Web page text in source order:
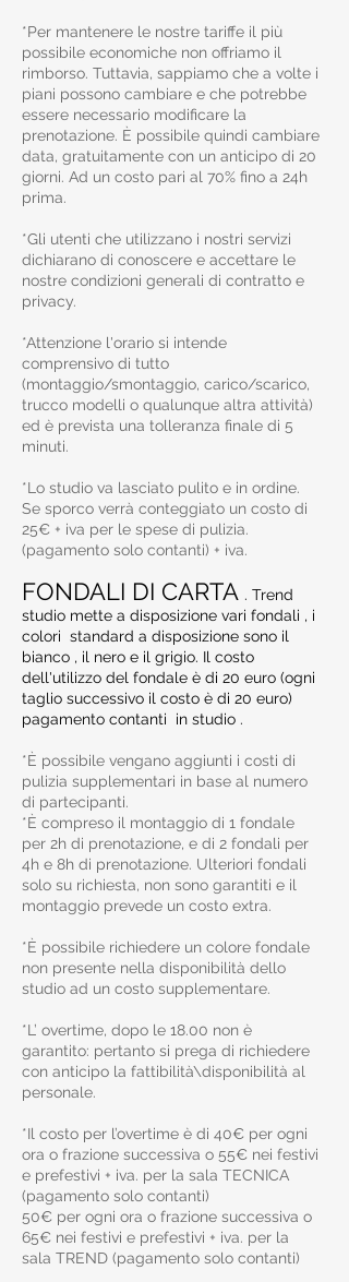
*Per mantenere le nostre tariffe il più
possibile economiche non offriamo il
rimborso. Tuttavia, sappiamo che a volte i
piani possono cambiare e che potrebbe
essere necessario modificare la
prenotazione. È possibile quindi cambiare
data, gratuitamente con un anticipo di 20
giorni. Ad un costo pari al 70% fino a 24h
prima.
*Gli utenti che utilizzano i nostri servizi
dichiarano di conoscere e accettare le
nostre condizioni generali di contratto e
privacy.
*Attenzione l'orario si intende
comprensivo di tutto
(montaggio/smontaggio, carico/scarico,
trucco modelli o qualunque altra attività)
ed è prevista una tolleranza finale di 5
minuti.
*Lo studio va lasciato pulito e in ordine.
Se sporco verrà conteggiato un costo di
25€ + iva per le spese di pulizia.
(pagamento solo contanti) + iva.
FONDALI DI CARTA . Trend
studio mette a disposizione vari fondali , i
colori standard a disposizione sono il
bianco , il nero e il grigio. Il costo
dell'utilizzo del fondale è di 20 euro (ogni
taglio successivo il costo è di 20 euro)
pagamento contanti in studio .
*È possibile vengano aggiunti i costi di
pulizia supplementari in base al numero
di partecipanti.
*È compreso il montaggio di 1 fondale
per 2h di prenotazione, e di 2 fondali per
4h e 8h di prenotazione. Ulteriori fondali
solo su richiesta, non sono garantiti e il
montaggio prevede un costo extra.
*È possibile richiedere un colore fondale
non presente nella disponibilità dello
studio ad un costo supplementare.
*L’ overtime, dopo le 18.00 non è
garantito: pertanto si prega di richiedere
con anticipo la fattibilità\disponibilità al
personale.
*Il costo per l’overtime è di 40€ per ogni
ora o frazione successiva o 55€ nei festivi
e prefestivi + iva. per la sala TECNICA
(pagamento solo contanti)
50€ per ogni ora o frazione successiva o
65€ nei festivi e prefestivi + iva. per la
sala TREND (pagamento solo contanti)